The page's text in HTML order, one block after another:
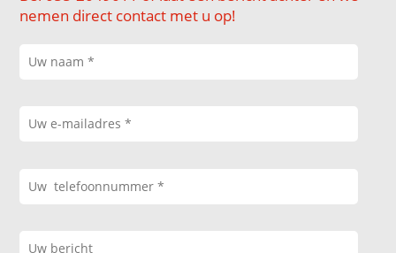
nemen direct contact met u op!